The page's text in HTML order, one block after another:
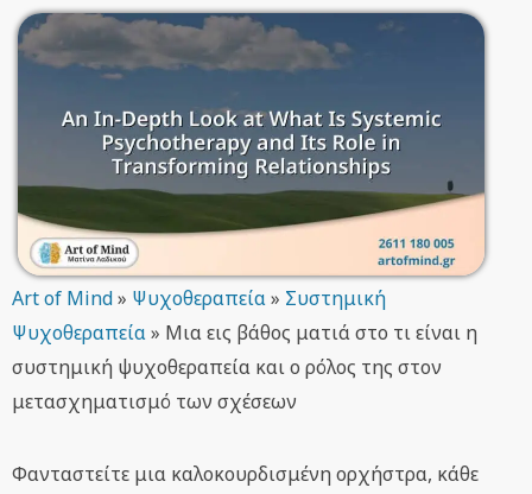
Art of Mind» Ψυχοθεραπεία» Συστημική
Ψυχοθεραπεία» Μια εις βάθος ματιά στο τι είναι η
συστημική ψυχοθεραπεία και ο ρόλος της στον
μετασχηματισμό των σχέσεων
Φανταστείτε μια καλοκουρδισμένη ορχήστρα, κάθε